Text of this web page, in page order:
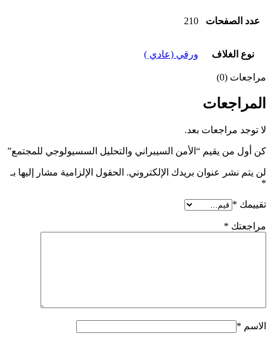
عدد الصفحات 210
نوع الغلاف ورقي (عادي )
مراجعات (0)
المراجعات
لا توجد مراجعات بعد.
كن أول من يقيم “الأمن السيبراني والتحليل السسيولوجي للمجتمع”
لن يتم نشر عنوان بريدك الإلكتروني. الحقول الإلزامية مشار إليها بـ
*
تقييمك *
مراجعتك *
الاسم *